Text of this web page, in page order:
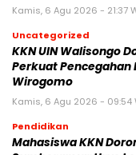
Kamis, 6 Agu 2026 - 21:37
Uncategorized
KKN UIN Walisongo
Perkuat Pencegahan
Wirogomo
Kamis, 6 Agu 2026 - 09:54
Pendidikan
Mahasiswa KKN